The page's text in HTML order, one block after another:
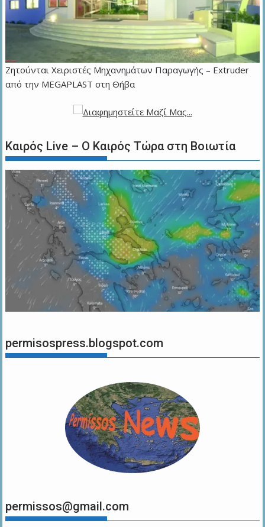
Zητούνται Χειριστές Μηχανημάτων Παραγωγής – Extruder
από την MEGAPLAST στη Θήβα
Καιρός Live – Ο Καιρός Τώρα στη Βοιωτία
permisospress.blogspot.com
permissos@gmail.com